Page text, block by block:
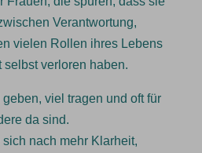
Verantwortung,
vielen Rollen ihres Lebens
selbst verloren haben.
viel tragen und oft für
da sind.
nach mehr Klarheit,